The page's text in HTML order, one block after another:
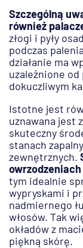
Szczególną
również
złogi i pyły
podczas
działanie ma
uzależnione
dokuczliwym
Istotne jest
uznawana jest
skuteczny
stanach
zewnętrznych.
tym idealnie
wypryskami i
nadmiernego
włosów. Tak
okładów z
piękną skórę.